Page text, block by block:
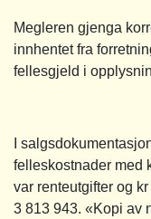
Megleren gjenga
innhentet fra
fellesgjeld i
I
felleskostnader med
var renteutgifter og
3 813 943. «Kopi av